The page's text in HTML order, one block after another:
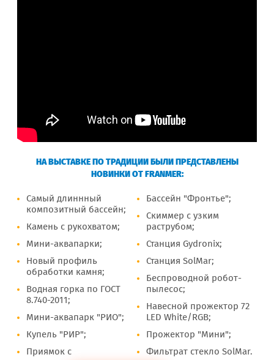
НА ВЫСТАВКЕ ПО ТРАДИЦИИ БЫЛИ ПРЕДСТАВЛЕНЫ
НОВИНКИ ОТ FRANMER:
Самый длиннный
композитный бассейн;
Камень с рукохватом;
Мини-аквапарки;
Новый профиль
обработки камня;
Водная горка по ГОСТ
8.740-2011;
Мини-аквапарк "РИО";
Купель "РИР";
Приямок с
Бассейн "Фронтье";
Скиммер с узким
раструбом;
Станция Gydronix;
Станция SolMar;
Беспроводной робот-
пылесос;
Навесной прожектор 72
LED White/RGB;
Прожектор "Мини";
Фильтрат стекло SolMar.